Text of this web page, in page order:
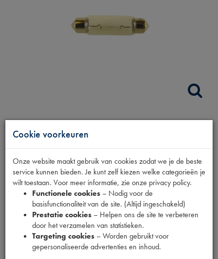
BUISLAMP 6V 10W
ACHTERLICHT
Productnummer
6880117
EAN code
5412096196867
Prijs
1,74 (€ 1,44excl. btw)
Cookie voorkeuren
Onze website maakt gebruik van cookies zodat we je de beste
service kunnen bieden. Je kunt zelf kiezen welke categorieën je
wilt toestaan. Voor meer informatie, zie onze privacy policy.
Functionele cookies – Nodig voor de
basisfunctionaliteit van de site. (Altijd ingeschakeld)
Prestatie cookies – Helpen ons de site te verbeteren
door het verzamelen van statistieken.
Targeting cookies – Worden gebruikt voor
gepersonaliseerde advertenties en inhoud.